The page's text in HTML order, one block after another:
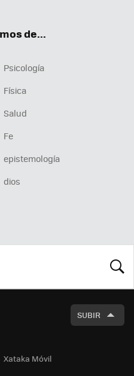
de...
Psicología
Física
Salud
Fe
epistemología
dios
SUBIR
Xataka Móvil